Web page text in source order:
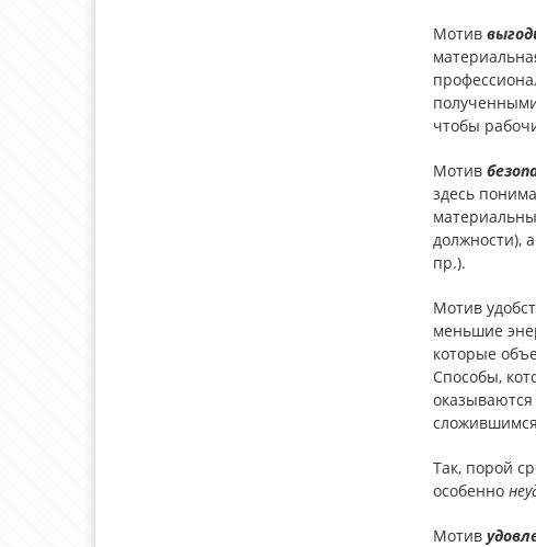
Мотив
чтобы
Мотив
здесь
должности),
пр.).
Мотив
меньшие
которые
Способы,
Так, порой
особенно
Мотив